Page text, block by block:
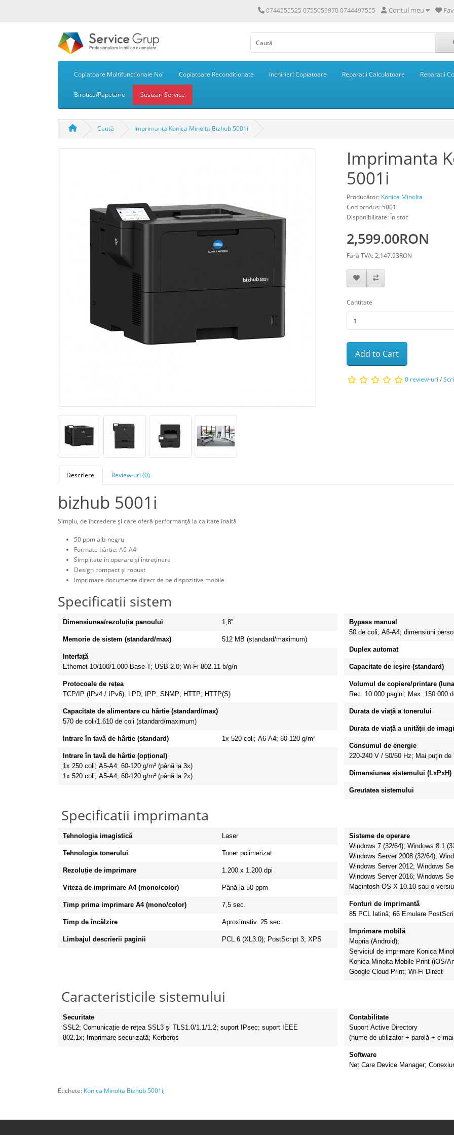
0744555525 0755059970 0744497555 Contul meu
Copiatoare Multifunctionale Noi Copiatoare Reconditionate Inchirieri Copiatoare Reparatii Calculatoare Reparatii
Birotica/Papetarie Sesizari Service
Caută Imprimanta Konica Minolta Bizhub 5001i
Imprimanta
5001i
Producător: Konica Minolta
Cod produs: 5001i
Disponibilitate: În stoc
2,599.00RON
Fără TVA: 2,147.93RON
Cantitate
Add to Cart
0 review-uri /
Descriere Review-uri (0)
bizhub 5001i
Simplu, de încredere şi care oferă performanţă la calitate înaltă
50 ppm alb-negru
Formate hârtie: A6-A4
Simplitate în operare şi întreţinere
Design compact şi robust
Imprimare documente direct de pe dispozitive mobile
Specificatii sistem
Dimensiunea/rezoluția panoului 1,8”
Memorie de sistem (standard/max) 512 MB (standard/maximum)
Interfață
Ethernet 10/100/1.000-Base-T; USB 2.0; Wi-Fi 802.11 b/g/n
Protocoale de rețea
TCP/IP (IPv4 / IPv6);
LPD; IPP; SNMP; HTTP; HTTP(S)
Capacitate de alimentare cu hârtie (standard/max)
570 de coli/1.610 de coli (standard/maximum)
Intrare în tavă de hârtie (standard) 1x 520 coli;A6-A4;60-120 g/m²
Intrare în tavă de hârtie (opțional)
1x 250 coli; A5-A4; 60-120 g/m² (până la 3x)
1x 520 coli; A5-A4; 60-120 g/m² (până la 2x)
Bypass manual
50 de coli; A6-A4; dimensiuni
Duplex automat
Capacitate de ieșire (standard)
Volumul de copiere/printare
Rec. 10.000 pagini; Max. 150.000
Durata de viață a tonerului
Durata de viață a unității de
Consumul de energie
220-240 V / 50/60 Hz; Mai puțin de
Dimensiunea sistemului (LxPxH)
Greutatea sistemului
Specificatii imprimanta
Tehnologia imagistică Laser
Tehnologia tonerului Toner polimerizat
Rezoluție de imprimare 1.200 x 1.200 dpi
Viteza de imprimare A4 (mono/color) Până la 50 ppm
Timp prima imprimare A4 (mono/color) 7,5 sec.
Timp de încălzire Aproximativ. 25 sec.
Limbajul descrierii paginii PCL 6 (XL3.0); PostScript 3;XPS
Sisteme de operare
Windows 7 (32/64); Windows 8.1
Windows Server 2008 (32/64);
Windows Server 2012; Windows
Windows Server 2016; Windows
Macintosh OS X 10.10 sau o
Fonturi de imprimantă
85 PCL latină; 66 Emulare
Imprimare mobilă
Mopria (Android);
Serviciul de imprimare Konica
Konica Minolta Mobile Print (iOS/
Google Cloud Print; Wi-Fi Direct
Caracteristicile sistemului
Securitate
SSL2; Comunicație de rețea SSL3 și TLS1.0/1.1/1.2; suport IPsec; suport IEEE
802.1x; Imprimare securizată; Kerberos
Contabilitate
Suport Active Directory
(nume de utilizator + parolă + e-
Software
Net Care Device Manager;
Etichete: Konica Minolta Bizhub 5001i,